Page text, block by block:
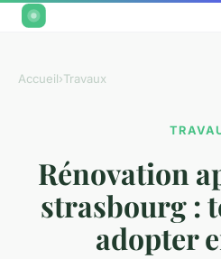
Accueil›Travaux
Rénovation
strasbourg :
adopter